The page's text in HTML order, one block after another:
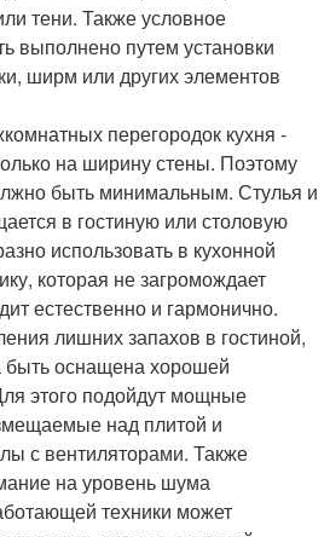
тени. Также условное
выполнено путем установки
ширм или других элементов
перегородок кухня -
на ширину стены. Поэтому
быть минимальным. Стулья и
в гостиную или столовую
использовать в кухонной
которая не загромождает
естественно и гармонично.
лишних запахов в гостиной,
быть оснащена хорошей
этого подойдут мощные
над плитой и
с вентиляторами. Также
на уровень шума
техники может